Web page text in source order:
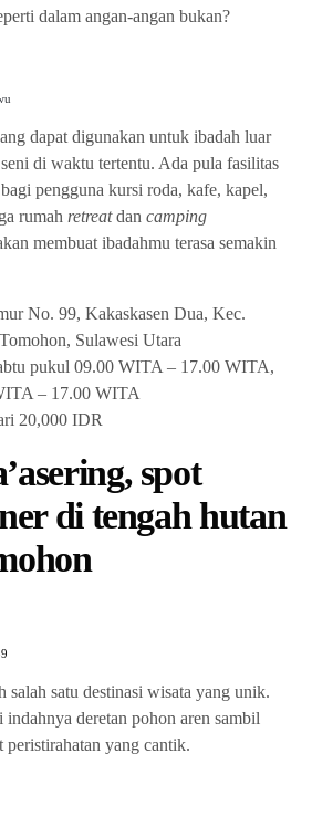
dalam angan-angan bukan?
dapat digunakan untuk ibadah luar
di waktu tertentu. Ada pula fasilitas
pengguna kursi roda, kafe, kapel,
rumah retreatdan camping
membuat ibadahmu terasa semakin
No. 99, Kakaskasen Dua, Kec.
Sulawesi Utara
pukul 09.00 WITA – 17.00 WITA,
– 17.00 WITA
20,000 IDR
spot
di tengah hutan
salah satu destinasi wisata yang unik.
deretan pohon aren sambil
peristirahatan yang cantik.